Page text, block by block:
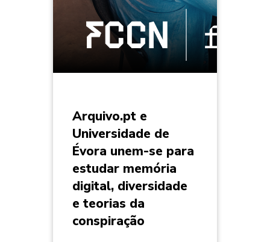
Arquivo.pt e
Universidade de
Évora unem-se para
estudar memória
digital, diversidade
e teorias da
conspiração